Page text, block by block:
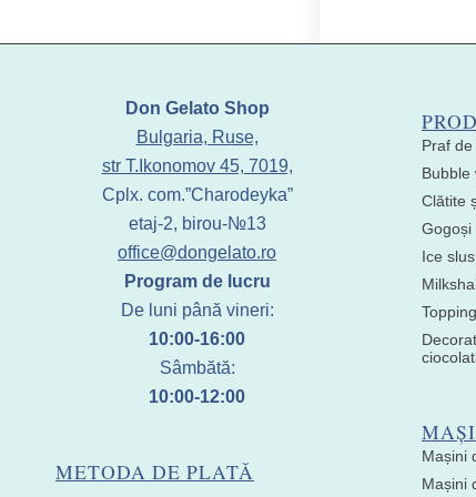
Don Gelato Shop
Bulgaria, Ruse,
str T.Ikonomov 45, 7019,
Cplx. com.”Charodeyka”
etaj-2, birou-№13
office@dongelato.ro
Program de lucru
De luni până vineri:
10:00-16:00
Sâmbătă:
10:00-12:00
METODA DE PLATĂ
Praf
Bubble
Clătite
Gogoși
Ice
Topping
Mașini
Mașini